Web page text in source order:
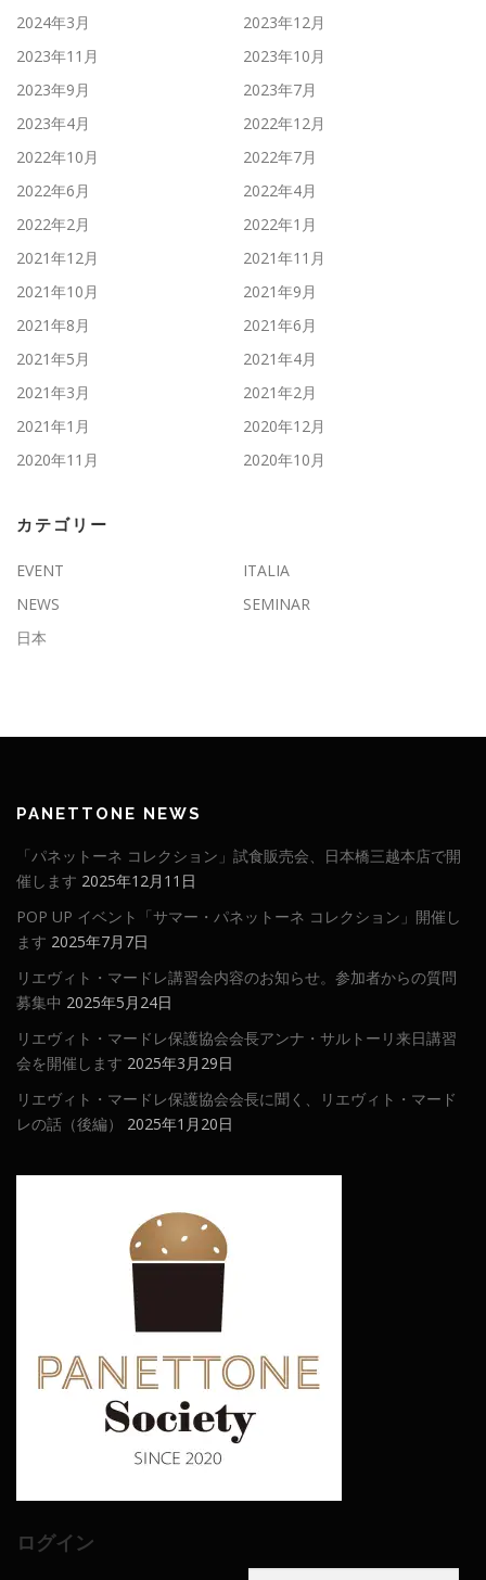
2024年3月
2023年12月
2023年11月
2023年10月
2023年9月
2023年7月
2023年4月
2022年12月
2022年10月
2022年7月
2022年6月
2022年4月
2022年2月
2022年1月
2021年12月
2021年11月
2021年10月
2021年9月
2021年8月
2021年6月
2021年5月
2021年4月
2021年3月
2021年2月
2021年1月
2020年12月
2020年11月
2020年10月
カテゴリー
EVENT
ITALIA
NEWS
SEMINAR
日本
PANETTONE NEWS
「パネットーネ コレクション」試食販売会、日本橋三越本店で開
催します 2025年12月11日
POP UP イベント「サマー・パネットーネ コレクション」開催し
ます 2025年7月7日
リエヴィト・マードレ講習会内容のお知らせ。参加者からの質問
募集中 2025年5月24日
リエヴィト・マードレ保護協会会長アンナ・サルトーリ来日講習
会を開催します 2025年3月29日
リエヴィト・マードレ保護協会会長に聞く、リエヴィト・マード
レの話（後編）
2025年1月20日
ログイン